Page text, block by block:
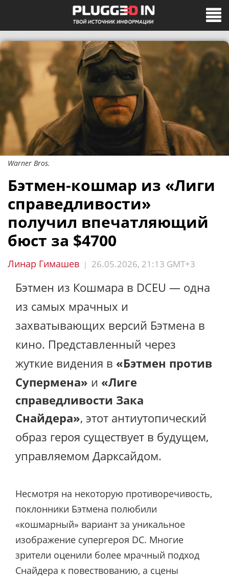
Warner Bros.
Бэтмен-кошмар из «Лиги
справедливости»
получил впечатляющий
бюст за $4700
Линар Гимашев | 26.05.2026, 21:13 GMT+3
Бэтмен из Кошмара в DCEU — одна
из самых мрачных и
захватывающих версий Бэтмена в
кино. Представленный через
жуткие видения в «Бэтмен против
Супермена» и «Лиге
справедливости Зака ​​
Снайдера», этот антиутопический
образ героя существует в будущем,
управляемом Дарксайдом.
Несмотря на некоторую противоречивость,
поклонники Бэтмена полюбили
«кошмарный» вариант за уникальное
изображение супергероя DC. Многие
зрители оценили более мрачный подход ​​
Снайдера к повествованию, а сцены